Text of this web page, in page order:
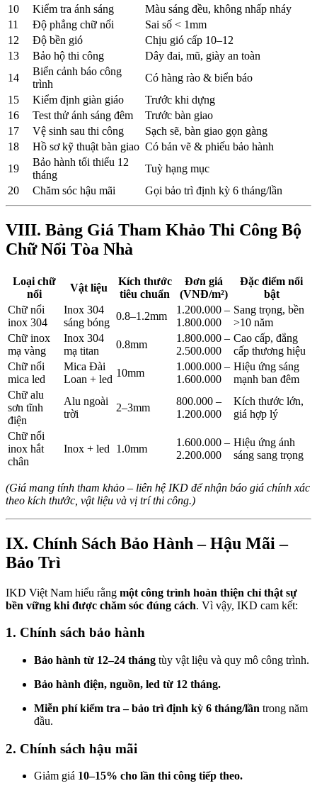
10
Kiểm tra ánh sáng
Màu sáng đều, không nhấp nháy
11
Độ phẳng chữ nổi
Sai số < 1mm
12
Độ bền gió
Chịu gió cấp 10–12
13
Bảo hộ thi công
Dây đai, mũ, giày an toàn
14
Biển cảnh báo công
trình
Có hàng rào & biển báo
15
Kiểm định giàn giáo
Trước khi dựng
16
Test thử ánh sáng đêm
Trước bàn giao
17
Vệ sinh sau thi công
Sạch sẽ, bàn giao gọn gàng
18
Hồ sơ kỹ thuật bàn giao Có bản vẽ & phiếu bảo hành
19
Bảo hành tối thiểu 12
tháng
Tuỳ hạng mục
20
Chăm sóc hậu mãi Gọi bảo trì định kỳ 6 tháng/lần
VIII. Bảng Giá Tham Khảo Thi Công Bộ
Chữ Nổi Tòa Nhà
Loại chữ
nổi
Vật liệu
Kích thước
tiêu chuẩn
Đơn giá
(VNĐ/m²)
Đặc điểm nổi
bật
Chữ nổi
inox 304
Inox 304
sáng bóng
0.8–1.2mm
1.200.000 –
1.800.000
Sang trọng, bền
>10 năm
Chữ inox
mạ vàng
Inox 304
mạ titan
0.8mm
1.800.000 –
2.500.000
Cao cấp, đẳng
cấp thương hiệu
Chữ nổi
mica led
Mica Đài
Loan + led
10mm
1.000.000 –
1.600.000
Hiệu ứng sáng
mạnh ban đêm
Chữ alu
sơn tĩnh
điện
Alu ngoài
trời
2–3mm
800.000 –
1.200.000
Kích thước lớn,
giá hợp lý
Chữ nổi
inox hắt
chân
Inox + led 1.0mm
1.600.000 –
2.200.000
Hiệu ứng ánh
sáng sang trọng
(Giá mang tính tham khảo – liên hệ IKD để nhận báo giá chính xác
theo kích thước, vật liệu và vị trí thi công.)
IX. Chính Sách Bảo Hành – Hậu Mãi –
Bảo Trì
IKD Việt Nam hiểu rằng một công trình hoàn thiện chỉ thật sự
bền vững khi được chăm sóc đúng cách. Vì vậy, IKD cam kết:
1. Chính sách bảo hành
Bảo hành từ 12–24 tháng tùy vật liệu và quy mô công trình.
Bảo hành điện, nguồn, led từ 12 tháng.
Miễn phí kiểm tra – bảo trì định kỳ 6 tháng/lần trong năm
đầu.
2. Chính sách hậu mãi
Giảm giá 10–15% cho lần thi công tiếp theo.